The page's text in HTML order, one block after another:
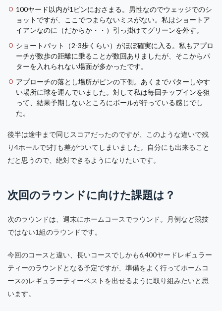
100ヤード以内が1ピンにおさまる。男性なのでウェッジでのシ
ョットですが、ここでつまらないミスがない。私はショートア
イアンなのに（だからか・・）引っ掛けてグリーンを外す。
ショートパット（2-3歩くらい）がほぼ確実に入る。私もアプロ
ーチが数歩の距離に乗ることが数回ありましたが、そこからパ
ターを入れられない場面が多かったです。
アプローチの落とし場所がピンの下側。あくまでパターしやす
い場所に球を運んでいました。対して私は毎回チップインを狙
って、結果予期しないところにボールが行っている感じでし
た。
後半は途中まで同じスコアだったのですが、このような違いで残
り4ホールで5打も差がついてしまいました。自分にも出来ること
だと思うので、絶対できるようになりたいです。
次回のラウンドに向けた課題は？
次のラウンドは、週末にホームコースでラウンド。月例など競技
ではない1組のラウンドです。
今回のコースと違い、長いコースでしかも6,400ヤードレギュラー
ティーのラウンドとなる予定ですが、準備をよく行ってホームコ
ースのレギュラーティーベストを出せるように取り組みたいと思
います。